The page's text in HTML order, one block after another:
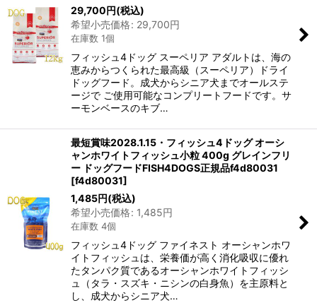
29,700円(税込)
希望小売価格: 29,700円
在庫数 1個
フィッシュ4ドッグ スーペリア アダルトは、海の
恵みからつくられた最高級（スーペリア）ドライ
ドッグフード。成犬からシニア犬までオールステ
ージで ご使用可能なコンプリートフードです。サ
ーモンベースのキブ…
最短賞味2028.1.15・フィッシュ4ドッグ オーシ
ャンホワイトフィッシュ小粒 400g グレインフリ
ー ドッグフードFISH4DOGS正規品f4d80031
[f4d80031]
1,485円(税込)
希望小売価格: 1,485円
在庫数 4個
フィッシュ4ドッグ ファイネスト オーシャンホワ
イトフィッシュは、栄養価が高く消化吸収に優れ
たタンパク質であるオーシャンホワイトフィッシ
ュ（タラ・スズキ・ニシンの白身魚）を主原料と
し、成犬からシニア犬…